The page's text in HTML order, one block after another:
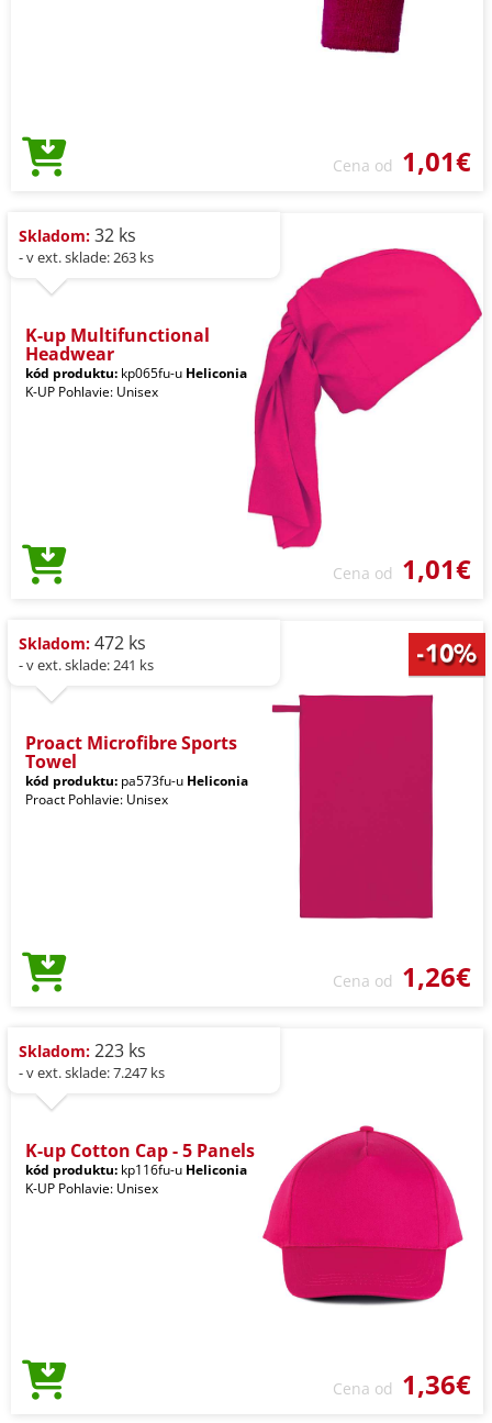
Cena od 1,01€
Skladom: 32 ks
- v ext. sklade: 263 ks
K-up Multifunctional
Headwear
kód produktu: kp065fu-u Heliconia
K-UP Pohlavie: Unisex
Cena od 1,01€
Skladom: 472 ks
- v ext. sklade: 241 ks
Proact Microfibre Sports
Towel
kód produktu: pa573fu-u Heliconia
Proact Pohlavie: Unisex
Cena od 1,26€
Skladom: 223 ks
- v ext. sklade: 7.247 ks
K-up Cotton Cap - 5 Panels
kód produktu: kp116fu-u Heliconia
K-UP Pohlavie: Unisex
Cena od 1,36€